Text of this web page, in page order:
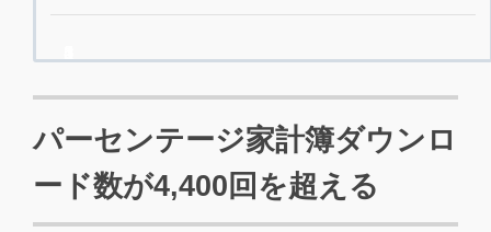
パーセンテージ家計簿ダウンロ
ード数が4,400回を超える